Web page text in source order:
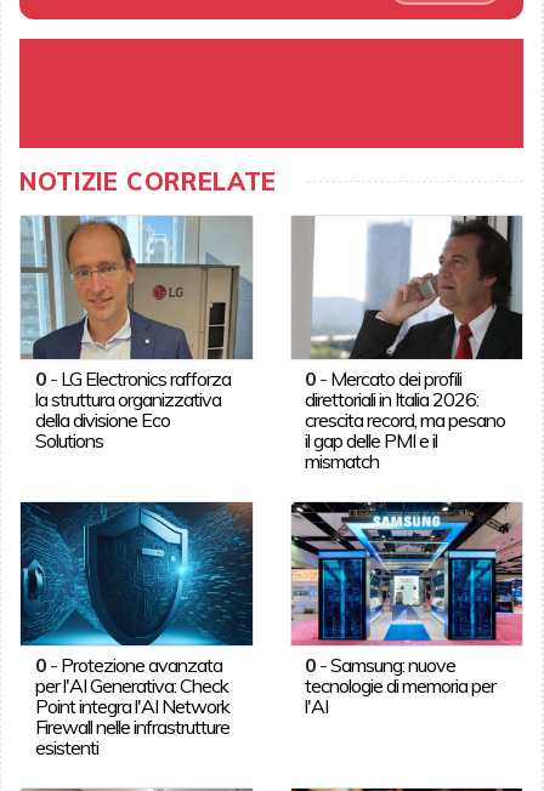
NOTIZIE CORRELATE
0- LG Electronics rafforza
la struttura organizzativa
della divisione Eco
Solutions
0 - Mercato dei profili
direttoriali in Italia 2026:
crescita record, ma pesano
il gap delle PMI e il
mismatch
0- Protezione avanzata
per l'AI Generativa: Check
Point integra l'AI Network
Firewall nelle infrastrutture
esistenti
0 -Samsung: nuove
tecnologie di memoria per
l'AI